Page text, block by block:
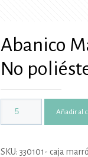
Abanico
No
Añadir al
SKU: 330101- caja